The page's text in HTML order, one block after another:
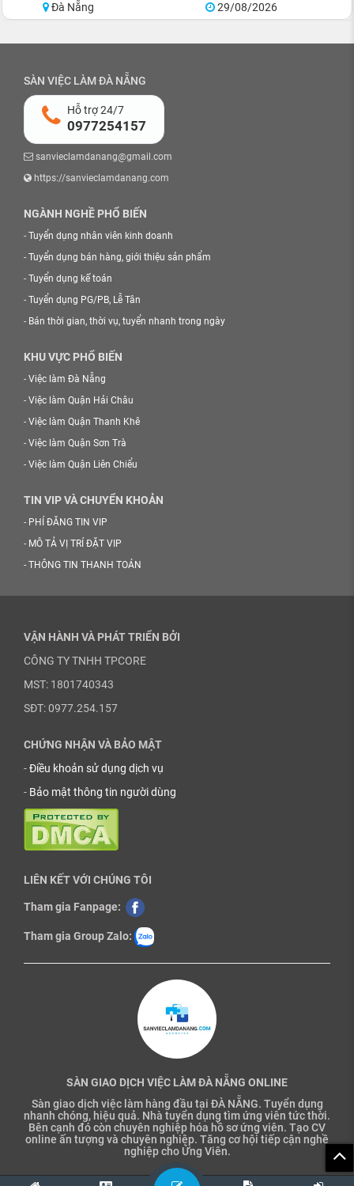
Đà Nẵng
29/08/2026
SÀN VIỆC LÀM ĐÀ NẴNG
Hỗ trợ 24/7
0977254157
sanvieclamdanang@gmail.com
https://sanvieclamdanang.com
NGÀNH NGHỀ PHỔ BIẾN
- Tuyển dụng nhân viên kinh doanh
- Tuyển dụng bán hàng, giới thiệu sản phẩm
- Tuyển dụng kế toán
- Tuyển dụng PG/PB, Lễ Tân
- Bán thời gian, thời vụ, tuyển nhanh trong ngày
KHU VỰC PHỔ BIẾN
- Việc làm Đà Nẵng
- Việc làm Quận Hải Châu
- Việc làm Quận Thanh Khê
- Việc làm Quận Sơn Trà
- Việc làm Quận Liên Chiểu
TIN VIP VÀ CHUYỂN KHOẢN
- PHÍ ĐĂNG TIN VIP
- MÔ TẢ VỊ TRÍ ĐẶT VIP
- THÔNG TIN THANH TOÁN
VẬN HÀNH VÀ PHÁT TRIỂN BỞI
CÔNG TY TNHH TPCORE
MST: 1801740343
SĐT: 0977.254.157
CHỨNG NHẬN VÀ BẢO MẬT
-Điều khoản sử dụng dịch vụ
- Bảo mật thông tin người dùng
LIÊN KẾT VỚI CHÚNG TÔI
Tham gia Fanpage:
Tham gia Group Zalo:
SÀN GIAO DỊCH VIỆC LÀM ĐÀ NẴNG ONLINE
Sàn giao dịch việc làm hàng đầu tại ĐÀ NẴNG. Tuyển dụng
nhanh chóng, hiệu quả. Nhà tuyển dụng tìm ứng viên tức thời.
Bên cạnh đó còn chuyên nghiệp hóa hồ sơ ứng viên. Tạo CV
online ấn tượng và chuyên nghiệp. Tăng cơ hội tiếp cận nghề
nghiệp cho Ứng Viên.